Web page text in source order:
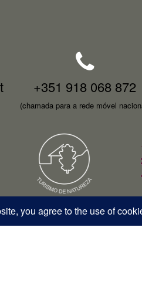
+351 918 068 872
(chamada para a rede móvel
reservados • RNAVT 12577 |